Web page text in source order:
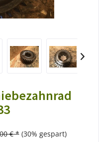
€ * (30% gespart)